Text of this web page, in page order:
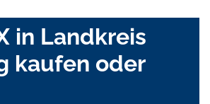
in Landkreis
kaufen oder